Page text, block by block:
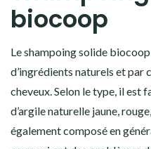
biocoop
Le shampoing solide
d’ingrédients naturels et par
cheveux. Selon le type, il est
d’argile naturelle jaune,
également composé en